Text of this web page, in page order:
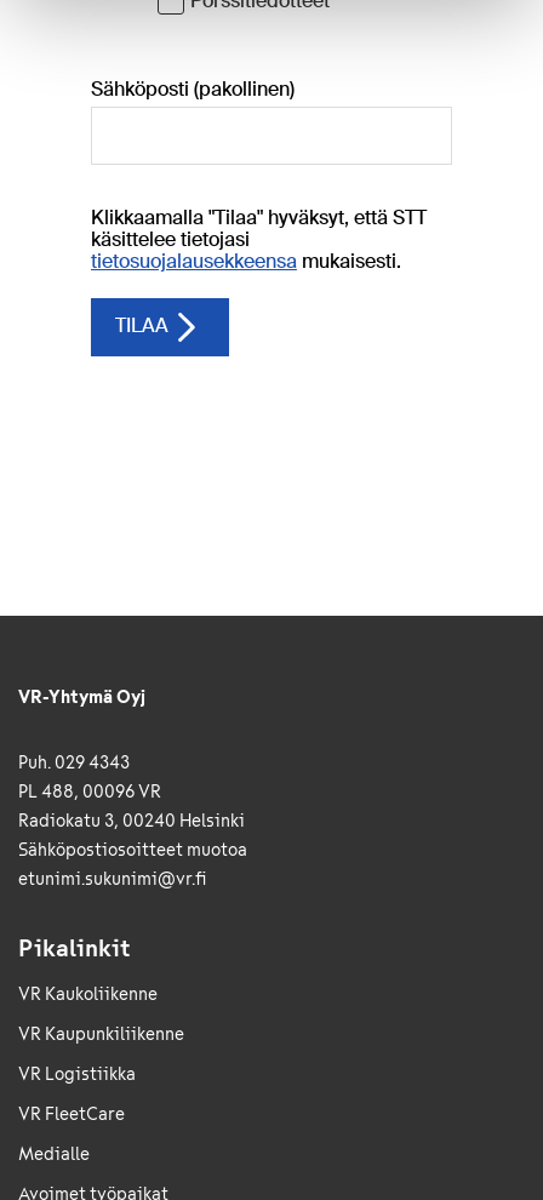
VR-Yhtymä Oyj
Puh. 029 4343
PL 488, 00096 VR
Radiokatu 3, 00240 Helsinki
Sähkö­posti­osoitteet muotoa
etunimi.sukunimi@vr.fi
Pikalinkit
VR Kaukoliikenne
VR Kaupunkiliikenne
VR Logistiikka
VR FleetCare
Medialle
Avoimet työpaikat